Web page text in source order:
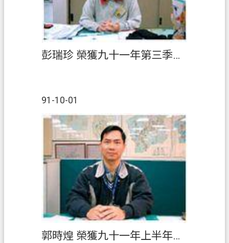
彭瑞珍 榮獲九十一年第三季『績優人員』
91-10-01
郭時煌 榮獲九十一年上半年『績優人員』